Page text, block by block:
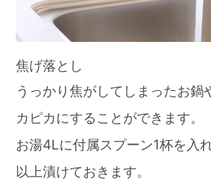
焦げ落とし
うっかり焦がしてしまったお鍋
カピカにすることができます。
お湯4Lに付属スプーン1杯を入
以上漬けておきます。